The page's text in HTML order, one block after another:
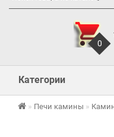
0
Категории
Печи камины